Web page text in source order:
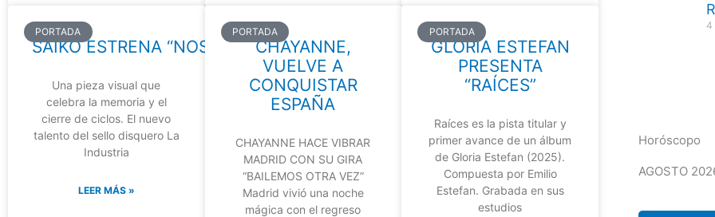
PORTADA
SAIKO ESTRENA “NOSTALGIA”
Una pieza visual que
celebra la memoria y el
cierre de ciclos. El nuevo
talento del sello disquero La
Industria
LEER MÁS »
PORTADA
CHAYANNE,
VUELVE A
CONQUISTAR
ESPAÑA
CHAYANNE HACE VIBRAR
MADRID CON SU GIRA
“BAILEMOS OTRA VEZ”
Madrid vivió una noche
mágica con el regreso
PORTADA
GLORIA ESTEFAN
PRESENTA
“RAÍCES”
Raíces es la pista titular y
primer avance de un álbum
de Gloria Estefan (2025).
Compuesta por Emilio
Estefan. Grabada en sus
estudios
4
Horóscopo
AGOSTO